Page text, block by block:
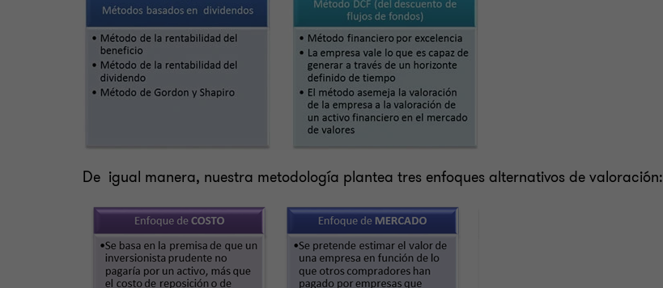
De igual manera, nuestra metodología plantea tres enfoques alternativos de valoración: